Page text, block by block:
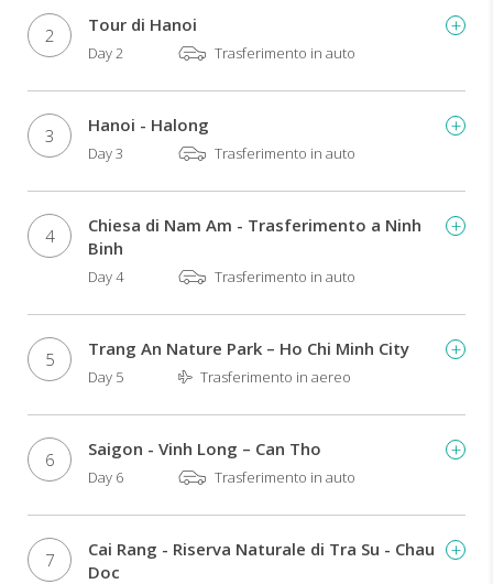
2 Tour di Hanoi
Day 2 Trasferimento in auto
3 Hanoi - Halong
Day 3 Trasferimento in auto
4
Chiesa di Nam Am - Trasferimento a Ninh
Binh
Day 4 Trasferimento in auto
5 Trang An Nature Park – Ho Chi Minh City
Day 5 Trasferimento in aereo
6 Saigon - Vinh Long – Can Tho
Day 6 Trasferimento in auto
7
Cai Rang - Riserva Naturale di Tra Su - Chau
Doc